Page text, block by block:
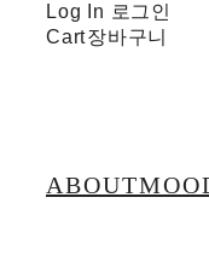
Log In 로그인
Cart장바구니